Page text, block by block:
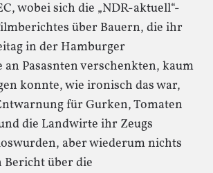
wobei sich die „NDR-aktuell“-
über Bauern, die ihr
in der Hamburger
an Pasasnten verschenkten, kaum
konnte, wie ironisch das war,
für Gurken, Tomaten
die Landwirte ihr Zeugs
aber wiederum nichts
über die